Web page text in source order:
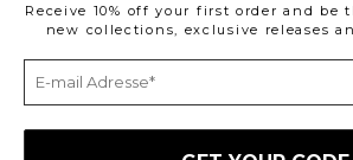
Receive 10% off your first order and be
new collections, exclusive releases